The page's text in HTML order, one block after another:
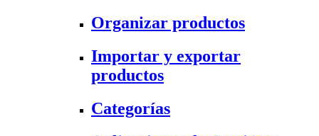
Organizar productos
Importar y exportar
productos
Categorías